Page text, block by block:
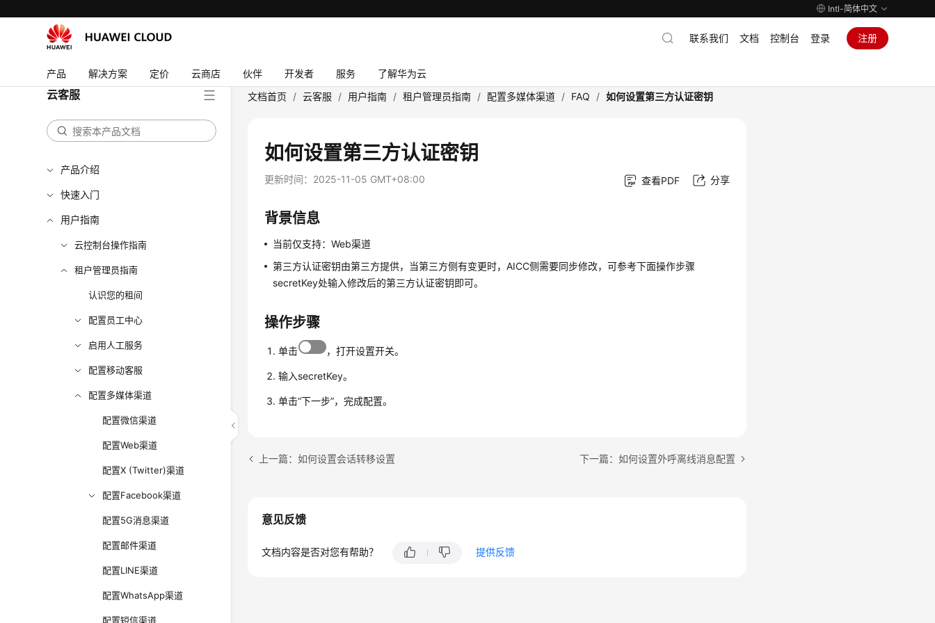
Intl-简体中文
产品 解决方案 定价 云商店 伙伴 开发者 服务 了解华为云
联系我们 文档 控制台 登录 注册
云客服
产品介绍
快速入门
用户指南
云控制台操作指南
租户管理员指南
认识您的租间
配置员工中心
启用人工服务
配置移动客服
配置多媒体渠道
配置微信渠道
配置Web渠道
配置X (Twitter)渠道
配置Facebook渠道
配置5G消息渠道
配置邮件渠道
配置LINE渠道
配置WhatsApp渠道
配置短信渠道
文档首页 / 云客服 / 用户指南 / 租户管理员指南 / 配置多媒体渠道 / FAQ / 如何设置第三方认证密钥
如何设置第三方认证密钥
更新时间： 2025-11-05 GMT+08:00 查看PDF 分享
背景信息
当前仅支持：Web渠道
第三方认证密钥由第三方提供，当第三方侧有变更时，AICC侧需要同步修改，可参考下面操作步骤
secretKey处输入修改后的第三方认证密钥即可。
操作步骤
单击 ，打开设置开关。
输入secretKey。
单击“下一步”，完成配置。
上一篇：如何设置会话转移设置 下一篇：如何设置外呼离线消息配置
意见反馈
文档内容是否对您有帮助？ 提供反馈